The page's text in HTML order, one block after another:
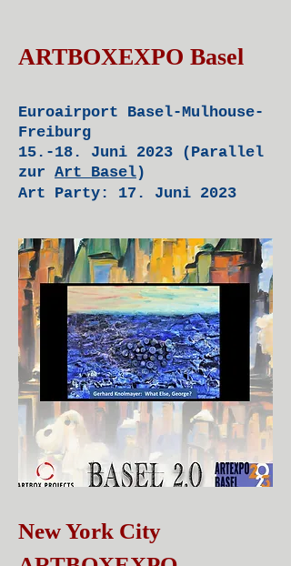
ARTBOXEXPO Basel
​Euroairport Basel-Mulhouse-
Freiburg
15.-18. Juni 2023 (Parallel
zur Art Basel)
Art Party: 17. Juni 2023
New York City